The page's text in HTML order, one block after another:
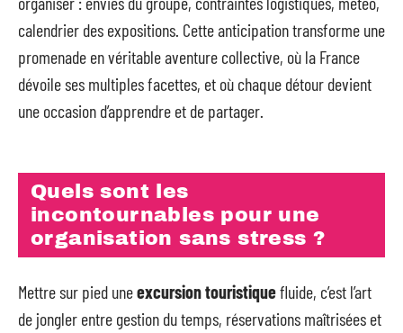
calendrier des expositions. Cette anticipation transforme une
promenade en véritable aventure collective, où la France
dévoile ses multiples facettes, et où chaque détour devient
une occasion d’apprendre et de partager.
Quels sont les
incontournables pour une
organisation sans stress ?
Mettre sur pied uneexcursion touristiquefluide, c’est l’art
de jongler entre gestion du temps, réservations maîtrisées et